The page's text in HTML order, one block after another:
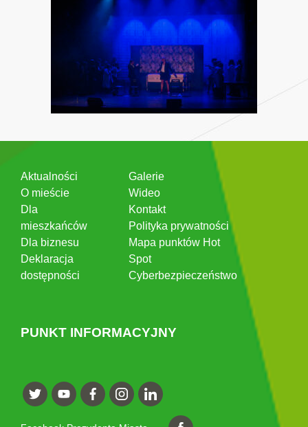
Aktualności
O mieście
Dla
mieszkańców
Dla biznesu
Deklaracja
dostępności
Galerie
Wideo
Kontakt
Polityka prywatności
Mapa punktów Hot
Spot
Cyberbezpieczeństwo
PUNKT INFORMACYJNY